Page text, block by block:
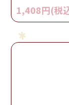
1,408円(税